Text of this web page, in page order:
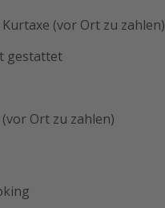
(vor Ort zu zahlen)
gestattet
Ort zu zahlen)